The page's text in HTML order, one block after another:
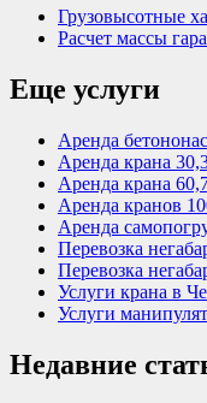
Грузовысотные
Расчет массы
Еще услуги
Аренда
Аренда крана
Аренда крана
Аренда кранов
Аренда
Перевозка
Перевозка
Услуги крана в
Услуги
Недавние